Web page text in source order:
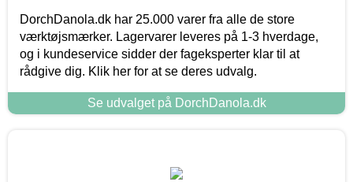
DorchDanola.dk har 25.000 varer fra alle de store
værktøjsmærker. Lagervarer leveres på 1-3 hverdage,
og i kundeservice sidder der fageksperter klar til at
rådgive dig. Klik her for at se deres udvalg.
Se udvalget på DorchDanola.dk